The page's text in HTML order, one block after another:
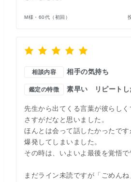
M様・60代（初回）
相談内容 相手の気持ち
鑑定の特徴 素早い リピート
先生から出てくる言葉が彼らしく
さすがだなと思いました。
ほんとは会って話したかったです
爆発してしまいました。
その時は、いよいよ最後を覚悟
まだライン未読ですが「ごめん